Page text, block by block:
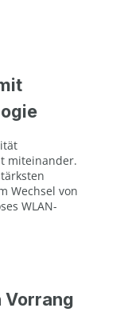
miteinander.
Wechsel von
WLAN-
Vorrang